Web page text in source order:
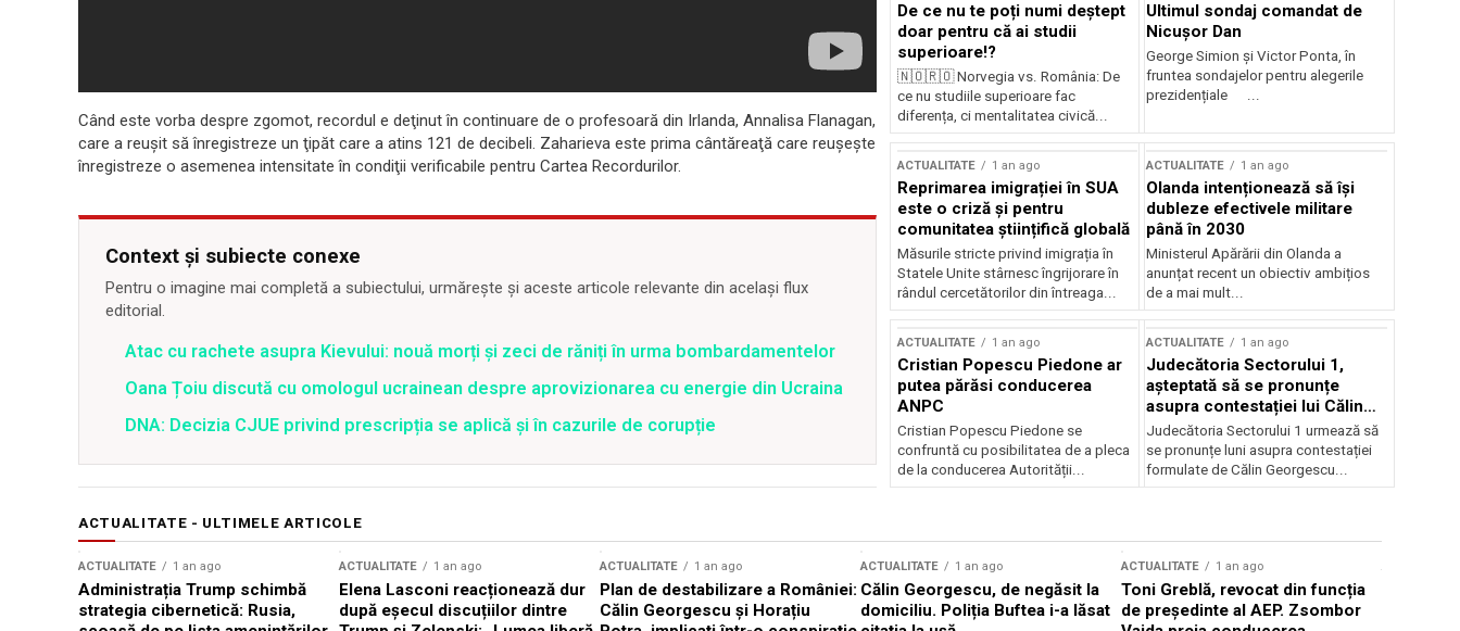
Când este vorba despre zgomot, recordul e deţinut în continuare de o profesoară din Irlanda, Annalisa Flanagan,
care a reuşit să înregistreze un ţipăt care a atins 121 de decibeli. Zaharieva este prima cântăreaţă care reuşeşte
înregistreze o asemenea intensitate în condiţii verificabile pentru Cartea Recordurilor.
Context și subiecte conexe
Pentru o imagine mai completă a subiectului, urmărește și aceste articole relevante din același flux
editorial.
Atac cu rachete asupra Kievului: nouă morți și zeci de răniți în urma bombardamentelor
Oana Țoiu discută cu omologul ucrainean despre aprovizionarea cu energie din Ucraina
DNA: Decizia CJUE privind prescripția se aplică și în cazurile de corupție
De ce nu te poți numi deștept
doar pentru că ai studii
superioare!?
🇳🇴🇷🇴 Norvegia vs. România: De
ce nu studiile superioare fac
diferența, ci mentalitatea civică...
Ultimul sondaj comandat de
Nicușor Dan
George Simion și Victor Ponta, în
fruntea sondajelor pentru alegerile
prezidențiale ...
ACTUALITATE 1 an ago
Reprimarea imigrației în SUA
este o criză și pentru
comunitatea științifică globală
Măsurile stricte privind imigrația în
Statele Unite stârnesc îngrijorare în
rândul cercetătorilor din întreaga...
ACTUALITATE 1 an ago
Olanda intenționează să își
dubleze efectivele militare
până în 2030
Ministerul Apărării din Olanda a
anunțat recent un obiectiv ambițios
de a mai mult...
ACTUALITATE 1 an ago
Cristian Popescu Piedone ar
putea părăsi conducerea
ANPC
Cristian Popescu Piedone se
confruntă cu posibilitatea de a pleca
de la conducerea Autorității...
ACTUALITATE 1 an ago
Judecătoria Sectorului 1,
așteptată să se pronunțe
asupra contestației lui Călin
Georgescu privind controlul
judiciar
Judecătoria Sectorului 1 urmează să
se pronunțe luni asupra contestației
formulate de Călin Georgescu...
ACTUALITATE - ULTIMELE ARTICOLE
ACTUALITATE 1 an ago
Administrația Trump schimbă
strategia cibernetică: Rusia,
ACTUALITATE 1 an ago
Elena Lasconi reacționează dur
după eșecul discuțiilor dintre
ACTUALITATE 1 an ago
Plan de destabilizare a României:
Călin Georgescu și Horațiu
ACTUALITATE 1 an ago
Călin Georgescu, de negăsit la
domiciliu. Poliția Buftea i-a lăsat
ACTUALITATE 1 an ago
Toni Greblă, revocat din funcția
de președinte al AEP. Zsombor